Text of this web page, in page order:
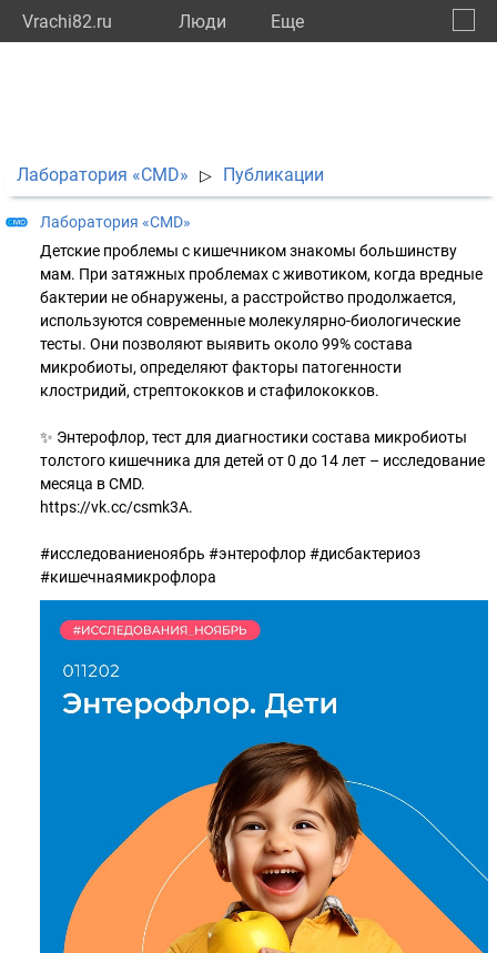
Vrachi82.ru Люди Eще
Лаборатория «CMD» ▷ Публикации
Лаборатория «CMD»
Детские проблемы с кишечником знакомы большинству
мам. При затяжных проблемах с животиком, когда вредные
бактерии не обнаружены, а расстройство продолжается,
используются современные молекулярно-биологические
тесты. Они позволяют выявить около 99% состава
микробиоты, определяют факторы патогенности
клостридий, стрептококков и стафилококков.
✨ Энтерофлор, тест для диагностики состава микробиоты
толстого кишечника для детей от 0 до 14 лет – исследование
месяца в CMD.
https://vk.cc/csmk3A.
#исследованиеноябрь #энтерофлор #дисбактериоз
#кишечнаямикрофлора